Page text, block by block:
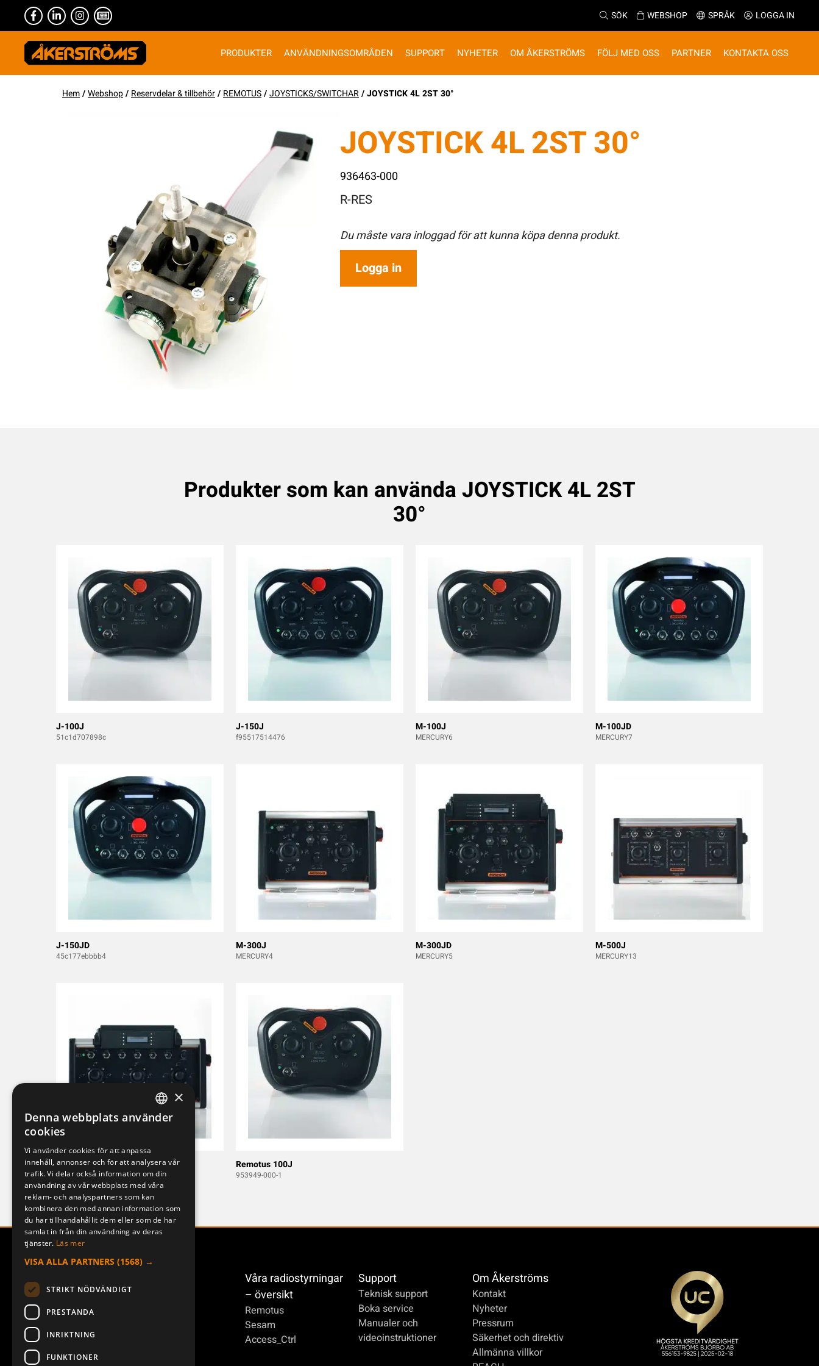
SÖK WEBSHOP SPRÅK LOGGA IN
PRODUKTER ANVÄNDNINGSOMRÅDEN SUPPORT NYHETER OM ÅKERSTRÖMS FÖLJ MED OSS PARTNER KONTAKTA OSS
Hem/Webshop/ Reservdelar & tillbehör/ REMOTUS/JOYSTICKS/SWITCHAR/ JOYSTICK 4L 2ST 30°
JOYSTICK 4L 2ST 30°
936463-000
R-RES
Du måste vara inloggad för att kunna köpa denna produkt.
Logga in
Produkter som kan använda JOYSTICK 4L 2ST
30°
J-100J
51c1d707898c
J-150J
f95517514476
M-100J
MERCURY6
M-100JD
MERCURY7
J-150JD
45c177ebbbb4
M-300J
MERCURY4
M-300JD
MERCURY5
M-500J
MERCURY13
M-500JD
MERCURY14
Remotus 100J
953949-000-1
Våra radiostyrningar
– översikt
Remotus
Sesam
Access_Ctrl
Support
Teknisk support
Boka service
Manualer och
videoinstruktioner
Om Åkerströms
Kontakt
Nyheter
Pressrum
Säkerhet och direktiv
Allmänna villkor
SWEDISH
DEUTSCH
×
Denna webbplats använder
cookies
Vi använder cookies för att anpassa
innehåll, annonser och för att analysera vår
trafik. Vi delar också information om din
användning av vår webbplats med våra
reklam- och analyspartners som kan
kombinera den med annan information som
du har tillhandahållit dem eller som de har
samlat in från din användning av deras
tjänster. Läs mer
VISA ALLA PARTNERS (1568) →
STRIKT NÖDVÄNDIGT
PRESTANDA
INRIKTNING
FUNKTIONER